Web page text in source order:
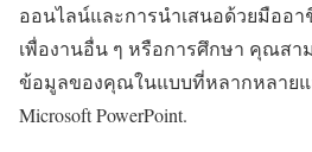
ออนไลน์และการนำเสนอด้วยมืออ
เพื่องานอื่น ๆ หรือการศึกษา คุณส
ข้อมูลของคุณในแบบที่หลากหลายแ
Microsoft PowerPoint.